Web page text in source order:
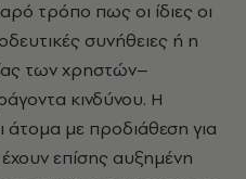
τρόπο πως οι ίδιες οι
συνήθειες ή η
των χρηστών–
κινδύνου. Η
άτομα με προδιάθεση για
επίσης αυξημένη